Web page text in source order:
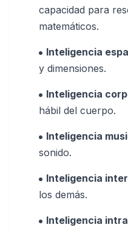
capacidad para
matemáticos.
Inteligencia
y dimensiones.
Inteligencia
hábil del cuerpo.
Inteligencia
sonido.
Inteligencia
los demás.
Inteligencia